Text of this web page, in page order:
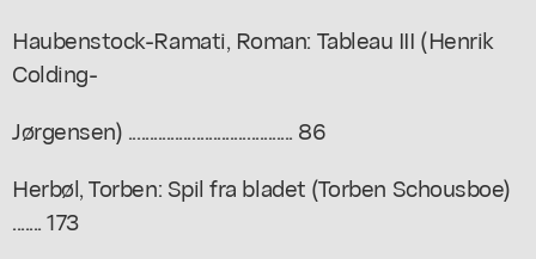
Haubenstock-Ramati, Roman: Tableau III (Henrik
Colding-
Jørgensen) ....................................... 86
Herbøl, Torben: Spil fra bladet (Torben Schousboe)
....... 173